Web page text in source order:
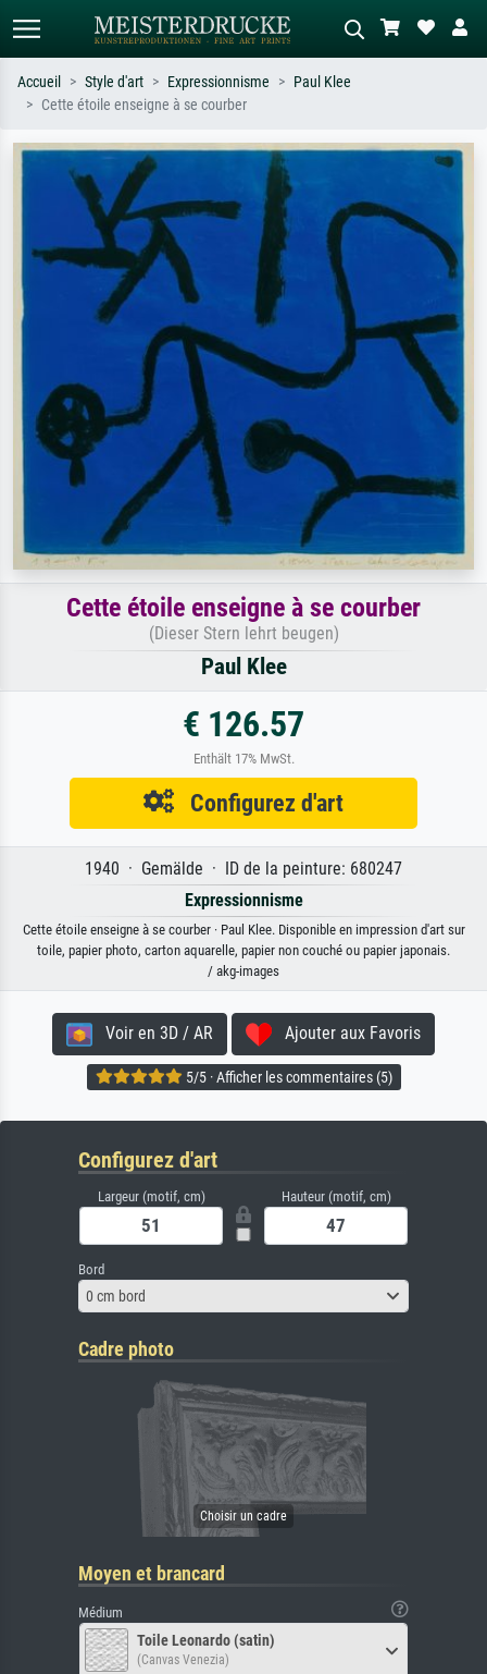
Recherchez par artiste, titre ou style –
ex. Monet, Nuit étoilée,
impressionnisme, vague de Hokusai,
nu.
Décrivez la scène – ex. prairie verte,
abstrait avec beaucoup de rouge,
tableau sombre, nu debout près d'un
arbre.
Accueil Style d'art Expressionnisme
Paul Klee
Cette étoile enseigne à se courber
Cette étoile enseigne à se courber
(Dieser Stern lehrt beugen)
Paul Klee
€ 126.57
Enthält 17% MwSt.
Configurez d'art
1940 · Gemälde · ID de la peinture: 680247
Expressionnisme
Cette étoile enseigne à se courber · Paul Klee. Disponible en impression d'art sur
toile, papier photo, carton aquarelle, papier non couché ou papier japonais.
/ akg-images
Voir en 3D / AR Ajouter aux Favoris
5/5 · Afficher les commentaires (5)
Configurez d'art
Largeur (motif, cm) Hauteur (motif, cm)
Bord
0 cm bord
Cadre photo
Moyen et brancard
Médium
Toile Leonardo (satin)
(Canvas Venezia)